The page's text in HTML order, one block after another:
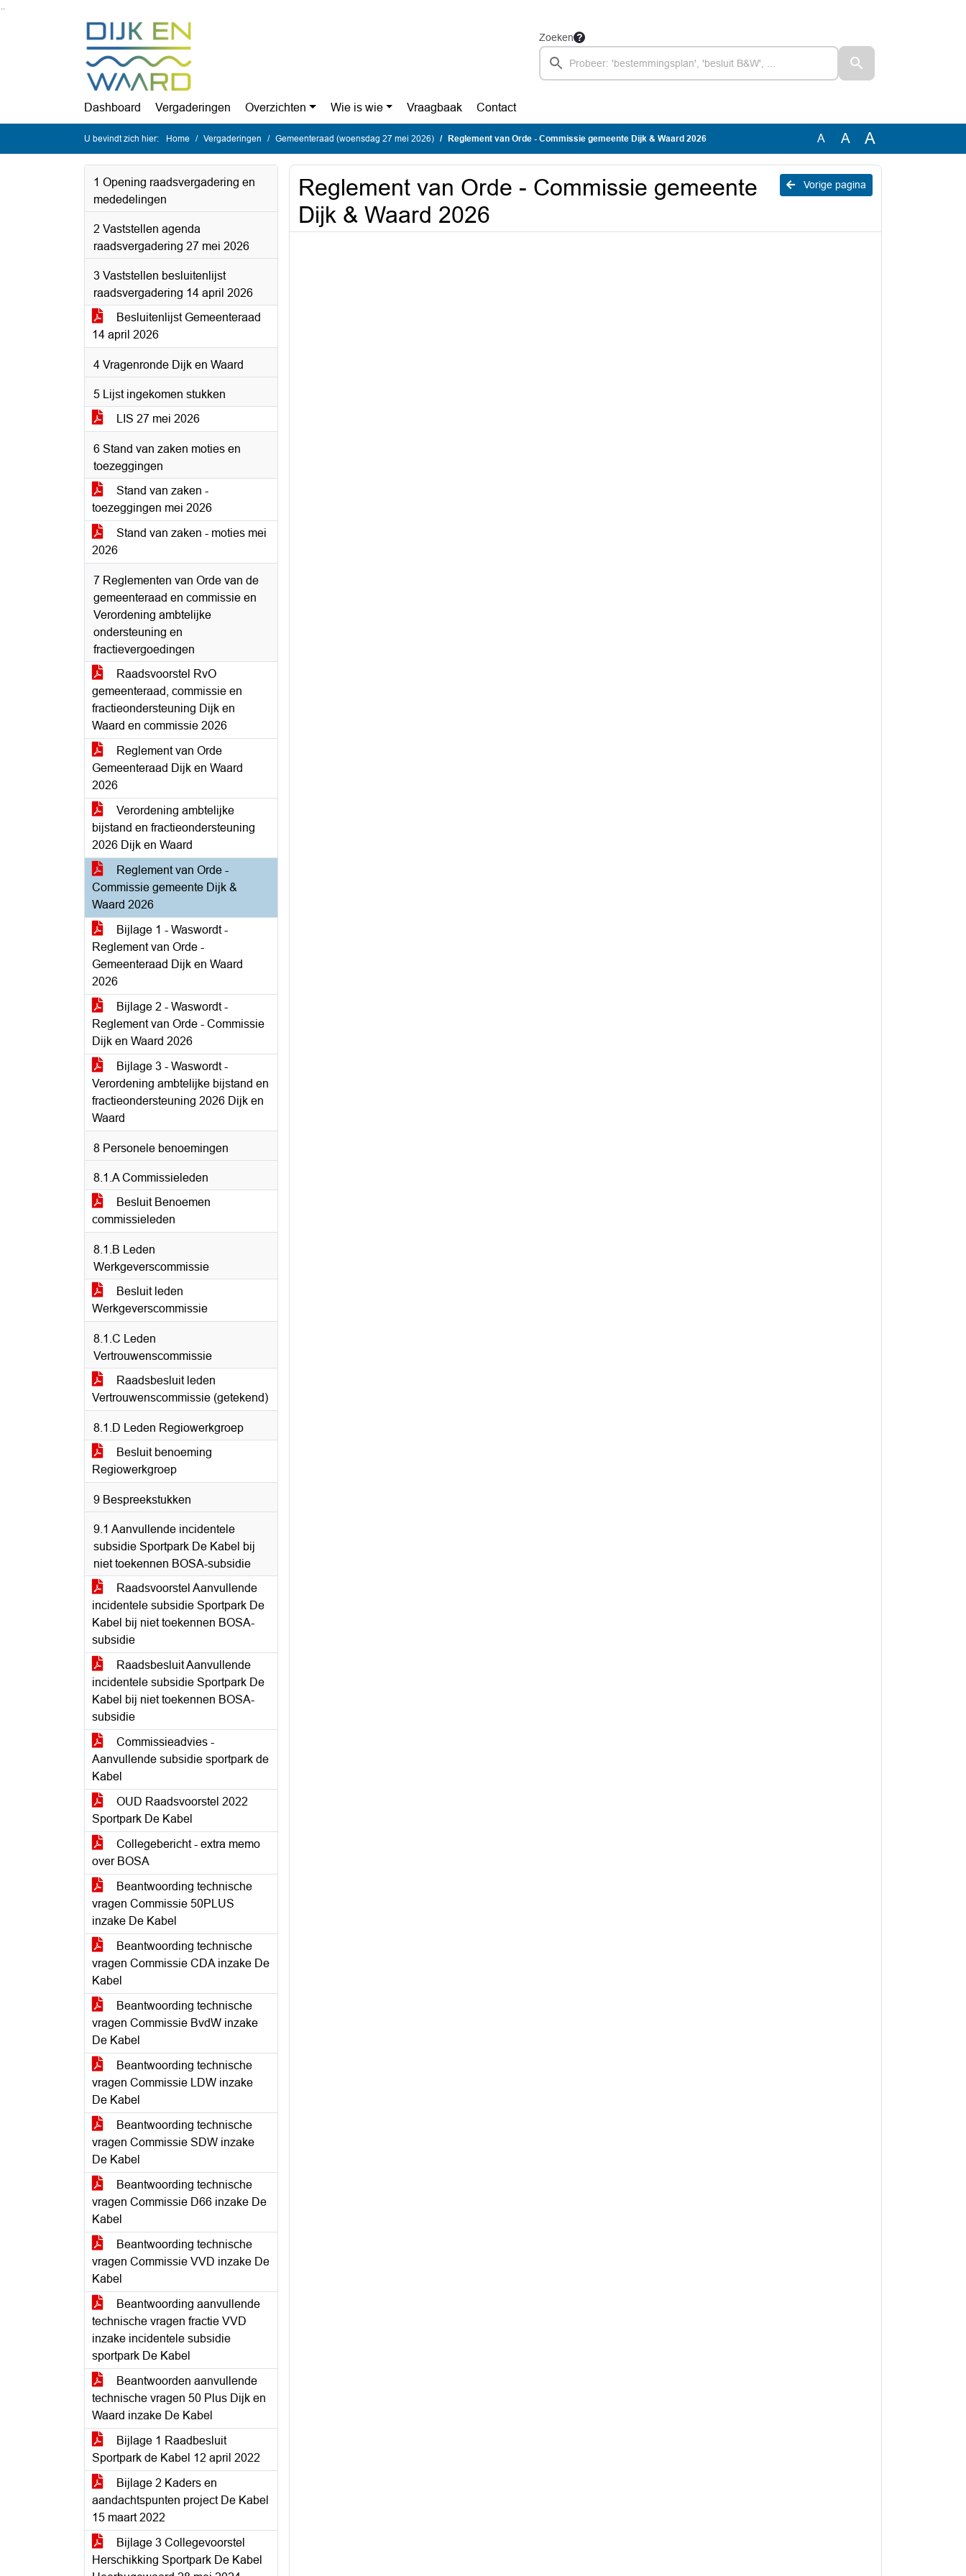
Zoeken
Dashboard Vergaderingen Overzichten Wie is wie Vraagbaak Contact
U bevindt zich hier: Home Vergaderingen Gemeenteraad (woensdag 27 mei 2026) Reglement van Orde - Commissie gemeente Dijk & Waard 2026 A A A
1 Opening raadsvergadering en
mededelingen
2 Vaststellen agenda
raadsvergadering 27 mei 2026
3 Vaststellen besluitenlijst
raadsvergadering 14 april 2026
Besluitenlijst Gemeenteraad
14 april 2026
4 Vragenronde Dijk en Waard
5 Lijst ingekomen stukken
LIS 27 mei 2026
6 Stand van zaken moties en
toezeggingen
Stand van zaken -
toezeggingen mei 2026
Stand van zaken - moties mei
2026
7 Reglementen van Orde van de
gemeenteraad en commissie en
Verordening ambtelijke
ondersteuning en
fractievergoedingen
Raadsvoorstel RvO
gemeenteraad, commissie en
fractieondersteuning Dijk en
Waard en commissie 2026
Reglement van Orde
Gemeenteraad Dijk en Waard
2026
Verordening ambtelijke
bijstand en fractieondersteuning
2026 Dijk en Waard
Reglement van Orde -
Commissie gemeente Dijk &
Waard 2026
Bijlage 1 - Waswordt -
Reglement van Orde -
Gemeenteraad Dijk en Waard
2026
Bijlage 2 - Waswordt -
Reglement van Orde - Commissie
Dijk en Waard 2026
Bijlage 3 - Waswordt -
Verordening ambtelijke bijstand en
fractieondersteuning 2026 Dijk en
Waard
8 Personele benoemingen
8.1.A Commissieleden
Besluit Benoemen
commissieleden
8.1.B Leden
Werkgeverscommissie
Besluit leden
Werkgeverscommissie
8.1.C Leden
Vertrouwenscommissie
Raadsbesluit leden
Vertrouwenscommissie (getekend)
8.1.D Leden Regiowerkgroep
Besluit benoeming
Regiowerkgroep
9 Bespreekstukken
9.1 Aanvullende incidentele
subsidie Sportpark De Kabel bij
niet toekennen BOSA-subsidie
Raadsvoorstel Aanvullende
incidentele subsidie Sportpark De
Kabel bij niet toekennen BOSA-
subsidie
Raadsbesluit Aanvullende
incidentele subsidie Sportpark De
Kabel bij niet toekennen BOSA-
subsidie
Commissieadvies -
Aanvullende subsidie sportpark de
Kabel
OUD Raadsvoorstel 2022
Sportpark De Kabel
Collegebericht - extra memo
over BOSA
Beantwoording technische
vragen Commissie 50PLUS
inzake De Kabel
Beantwoording technische
vragen Commissie CDA inzake De
Kabel
Beantwoording technische
vragen Commissie BvdW inzake
De Kabel
Beantwoording technische
vragen Commissie LDW inzake
De Kabel
Beantwoording technische
vragen Commissie SDW inzake
De Kabel
Beantwoording technische
vragen Commissie D66 inzake De
Kabel
Beantwoording technische
vragen Commissie VVD inzake De
Kabel
Beantwoording aanvullende
technische vragen fractie VVD
inzake incidentele subsidie
sportpark De Kabel
Beantwoorden aanvullende
technische vragen 50 Plus Dijk en
Waard inzake De Kabel
Bijlage 1 Raadbesluit
Sportpark de Kabel 12 april 2022
Bijlage 2 Kaders en
aandachtspunten project De Kabel
15 maart 2022
Bijlage 3 Collegevoorstel
Herschikking Sportpark De Kabel
Vorige pagina
Reglement van Orde - Commissie gemeente
Dijk & Waard 2026